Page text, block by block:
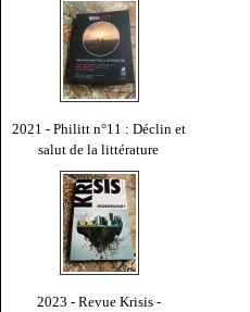
2021 - Philitt n°11 : Déclin et
salut de la littérature
2023 - Revue Krisis -